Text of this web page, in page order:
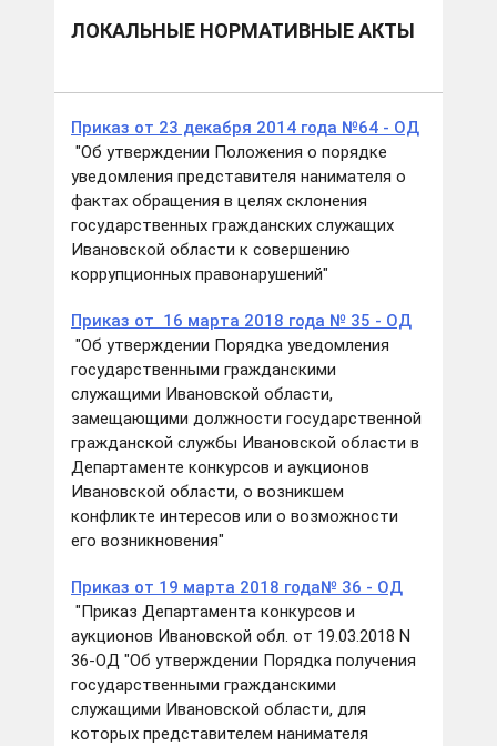
ЛОКАЛЬНЫЕ НОРМАТИВНЫЕ АКТЫ
Приказ от 23 декабря 2014 года №64 - ОД
"Об утверждении Положения о порядке
уведомления представителя нанимателя о
фактах обращения в целях склонения
государственных гражданских служащих
Ивановской области к совершению
коррупционных правонарушений"
Приказ от 16 марта 2018 года № 35 - ОД
"Об утверждении Порядка уведомления
государственными гражданскими
служащими Ивановской области,
замещающими должности государственной
гражданской службы Ивановской области в
Департаменте конкурсов и аукционов
Ивановской области, о возникшем
конфликте интересов или о возможности
его возникновения"
Приказ от 19 марта 2018 года№ 36 - ОД
"Приказ Департамента конкурсов и
аукционов Ивановской обл. от 19.03.2018 N
36-ОД "Об утверждении Порядка получения
государственными гражданскими
служащими Ивановской области, для
которых представителем нанимателя